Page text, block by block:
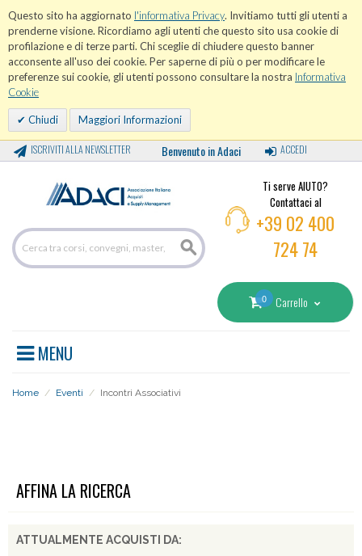
Questo sito ha aggiornato l'informativa Privacy. Invitiamo tutti gli utenti a
prenderne visione. Ricordiamo agli utenti che questo sito usa cookie di
profilazione e di terze parti. Chi sceglie di chiudere questo banner
acconsente all'uso dei cookie. Per saperne di più o per modificare le
preferenze sui cookie, gli utenti possono consultare la nostra Informativa
Cookie
Chiudi Maggiori Informazioni
ISCRIVITI ALLA NEWSLETTER Benvenuto in Adaci ACCEDI
Ti serve AIUTO?
Contattaci al
+39 02 400
724 74
0 Carrello
MENU
Home / Eventi / Incontri Associativi
AFFINA LA RICERCA
ATTUALMENTE ACQUISTI DA: